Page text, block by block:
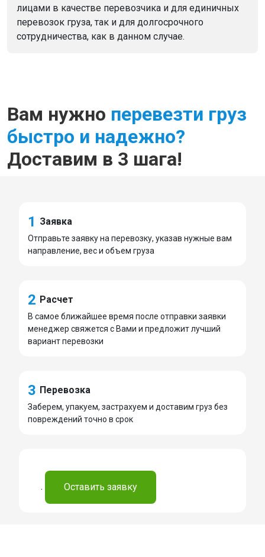
лицами в качестве перевозчика и для единичных
перевозок груза, так и для долгосрочного
сотрудничества, как в данном случае.
Вам нужно перевезти груз
быстро и надежно?
Доставим в 3 шага!
1 Заявка
Отправьте заявку на перевозку, указав нужные вам
направление, вес и объем груза
2 Расчет
В самое ближайшее время после отправки заявки
менеджер свяжется с Вами и предложит лучший
вариант перевозки
3 Перевозка
Заберем, упакуем, застрахуем и доставим груз без
повреждений точно в срок
. Оставить заявку